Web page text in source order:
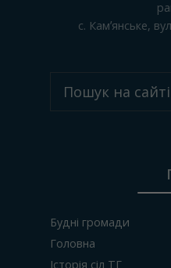
с. Камʼянське,
Будні громади
Головна
Історія сіл ТГ